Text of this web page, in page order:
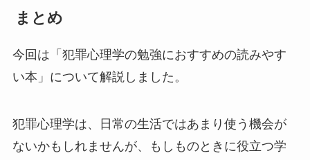
まとめ
今回は「犯罪心理学の勉強におすすめの読みやす
い本」について解説しました。
犯罪心理学は、日常の生活ではあまり使う機会が
ないかもしれませんが、もしものときに役立つ学